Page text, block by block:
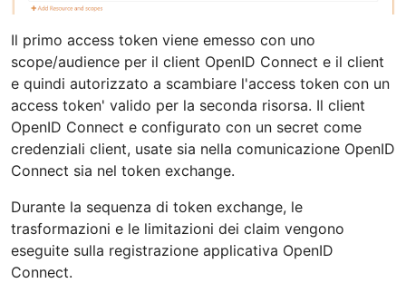
Il primo access token viene emesso con uno
scope/audience per il client OpenID Connect e il client
e quindi autorizzato a scambiare l'access token con un
access token' valido per la seconda risorsa. Il client
OpenID Connect e configurato con un secret come
credenziali client, usate sia nella comunicazione OpenID
Connect sia nel token exchange.
Durante la sequenza di token exchange, le
trasformazioni e le limitazioni dei claim vengono
eseguite sulla registrazione applicativa OpenID
Connect.